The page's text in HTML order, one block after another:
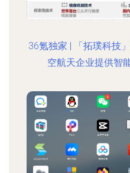
36氪独家 | 「拓璞科技
空航天企业提供智